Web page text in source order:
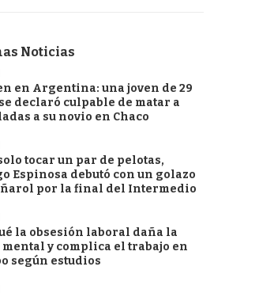
Noticias
en Argentina: una joven de 29
declaró culpable de matar a
a su novio en Chaco
tocar un par de pelotas,
Espinosa debutó con un golazo
por la final del Intermedio
la obsesión laboral daña la
mental y complica el trabajo en
según estudios